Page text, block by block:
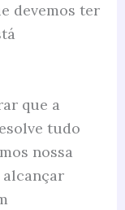
devemos ter
que a
tudo
nossa